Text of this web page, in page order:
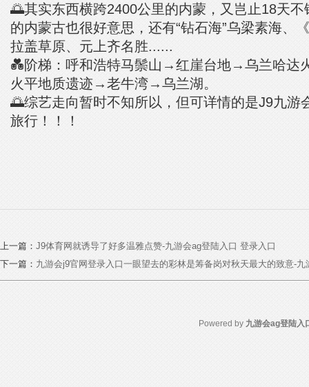
🌅其实东西横跨2400公里的内蒙，又岂止18天
的内蒙古也很好意思，还有“钻石海”乌梁素海、
拉盖草原、元上齐名胜......
💑阶梯：呼和浩特马鬃山→红崖台地→乌兰哈达
火平地质遗迹→老牛湾→乌兰湖。
🌅综艺走向暂时不知所以，但可详情的是J9九游
旅行！！！
上一篇： J9体育网就诱导了好多温雅点赞-九游会ag登陆入口 登录入口
下一篇： 九游会j9官网登录入口一眼望去的彩林是筹备岗对秋天最大的致意-
Powered by 九游会ag登陆入